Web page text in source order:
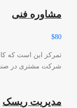
مشاوره فنی
$80
تمرکز این است که
شرکت مشتری در
مدیریت ریسک